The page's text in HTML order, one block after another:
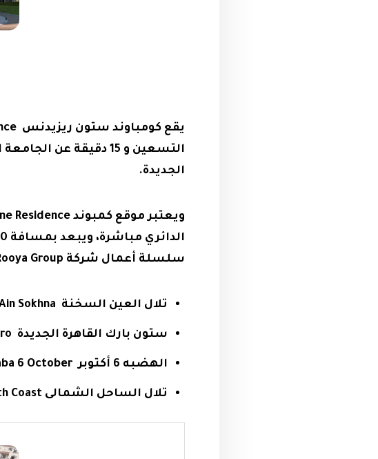
الجديدة.
سلسلة أعمال شركة Rooya Group للتطوير العقارى والتي قدمت عدة أعمال مميزة منها :
تلال العين السخنة Telal Ain Sokhna
ستون بارك القاهرة الجديدة Stone Park New Cairo
الهضبه 6 أكتوبر Hadaba 6 October
تلال الساحل الشمالى Telal North Coast